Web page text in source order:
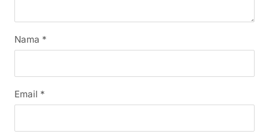
Nama *
Email *